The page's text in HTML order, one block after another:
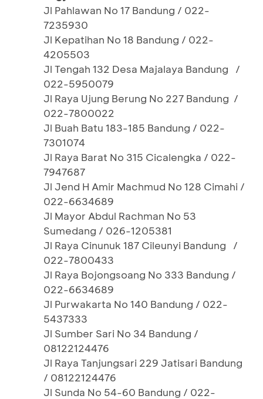
Jl Pahlawan No 17 Bandung / 022-
7235930
Jl Kepatihan No 18 Bandung / 022-
4205503
Jl Tengah 132 Desa Majalaya Bandung /
022-5950079
Jl Raya Ujung Berung No 227 Bandung /
022-7800022
Jl Buah Batu 183-185 Bandung / 022-
7301074
Jl Raya Barat No 315 Cicalengka / 022-
7947687
Jl Jend H Amir Machmud No 128 Cimahi /
022-6634689
Jl Mayor Abdul Rachman No 53
Sumedang / 026-1205381
Jl Raya Cinunuk 187 Cileunyi Bandung /
022-7800433
Jl Raya Bojongsoang No 333 Bandung /
022-6634689
Jl Purwakarta No 140 Bandung / 022-
5437333
Jl Sumber Sari No 34 Bandung /
08122124476
Jl Raya Tanjungsari 229 Jatisari Bandung
/ 08122124476
Jl Sunda No 54-60 Bandung / 022-